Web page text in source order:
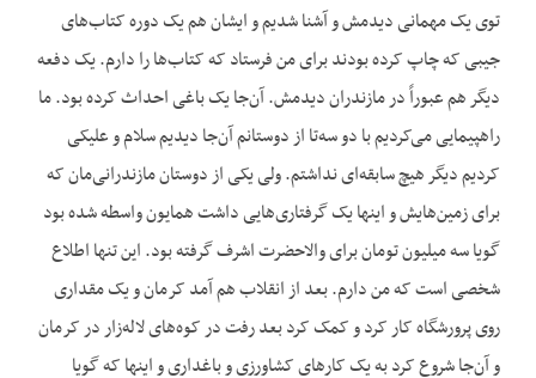
توی یک مهمانی دیدمش و آشنا شدیم و ایشان هم یک دوره کتاب‌های
جیبی که چاپ کرده بودند برای من فرستاد که کتاب‌ها را دارم. یک دفعه
دیگر هم عبوراً در مازندران دیدمش. آن‌جا یک باغی احداث کرده بود. ما
راهپیمایی می‌کردیم با دو سه‌تا از دوستانم آن‌جا دیدیم سلام و علیکی
کردیم دیگر هیچ سابقه‌ای نداشتم. ولی یکی از دوستان مازندرانی‌مان که
برای زمین‌هایش و اینها یک گرفتاری‌هایی داشت همایون واسطه شده بود
گویا سه میلیون تومان برای والاحضرت اشرف گرفته بود. این تنها اطلاع
شخصی است که من دارم. بعد از انقلاب هم آمد کرمان و یک مقداری
روی پرورشگاه کار کرد و کمک کرد بعد رفت در کوه‌های لاله‌زار در کرمان
و آن‌جا شروع کرد به یک کارهای کشاورزی و باغداری و اینها که گویا